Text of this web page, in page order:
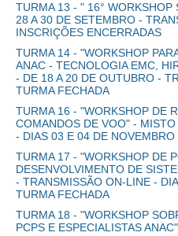
TURMA 13 - " 16°
28 A 30 DE SETEMBRO -
INSCRIÇÕES ENCERRADAS
TURMA 14 - "WORKSHOP
ANAC - TECNOLOGIA EMC,
- DE 18 A 20 DE OUTUBRO -
TURMA FECHADA
TURMA 16 - "WORKSHOP DE
COMANDOS DE VOO" -
- DIAS 03 E 04 DE
TURMA 17 - "WORKSHOP DE
DESENVOLVIMENTO DE
- TRANSMISSÃO ON-LINE -
TURMA FECHADA
TURMA 18 - "WORKSHOP
PCPS E ESPECIALISTAS